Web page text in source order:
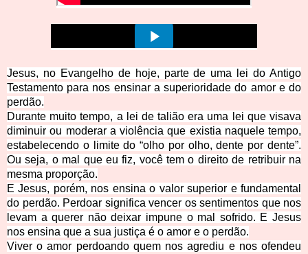
Jesus, no Evangelho de hoje, parte de uma lei do Antigo
Testamento para nos ensinar a superioridade do amor e do
perdão.
Durante muito tempo, a lei de talião era uma lei que visava
diminuir ou moderar a violência que existia naquele tempo,
estabelecendo o limite do “olho por olho, dente por dente”.
Ou seja, o mal que eu fiz, você tem o direito de retribuir na
mesma proporção.
E Jesus, porém, nos ensina o valor superior e fundamental
do perdão. Perdoar significa vencer os sentimentos que nos
levam a querer não deixar impune o mal sofrido. E Jesus
nos ensina que a sua justiça é o amor e o perdão.
Viver o amor perdoando quem nos agrediu e nos ofendeu